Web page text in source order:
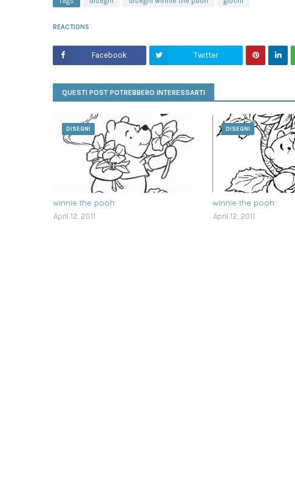
REACTIONS
Facebook Twitter
QUESTI POST POTREBBERO INTERESSARTI
DISEGNI
winnie the pooh
April 12, 2011
DISEGNI
winnie the pooh
April 12, 2011